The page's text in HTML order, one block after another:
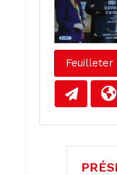
Feuilleter